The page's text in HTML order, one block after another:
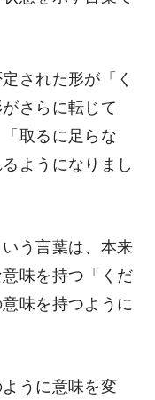
された形が「く
さらに転じて
取るに足らな
ようになりまし
う言葉は、本来
味を持つ「くだ
味を持つように
うに意味を変